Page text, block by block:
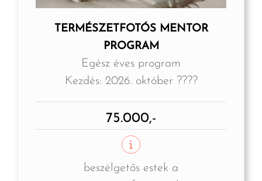
TERMÉSZETFOTÓS MENTOR
PROGRAM
Egész éves program
Kezdés: 2026. október ????
75.000,-
beszélgetős estek a